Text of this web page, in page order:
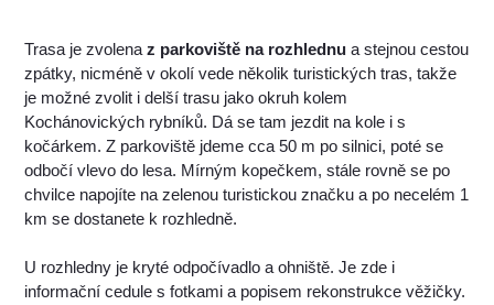
Trasa je zvolenaz parkoviště na rozhlednu a stejnou cestou
zpátky, nicméně v okolí vede několik turistických tras, takže
je možné zvolit i delší trasu jako okruh kolem
Kochánovických rybníků. Dá se tam jezdit na kole i s
kočárkem. Z parkoviště jdeme cca 50 m po silnici, poté se
odbočí vlevo do lesa. Mírným kopečkem, stále rovně se po
chvilce napojíte na zelenou turistickou značku a po necelém 1
km se dostanete k rozhledně.
U rozhledny je kryté odpočívadlo a ohniště. Je zde i
informační cedule s fotkami a popisem rekonstrukce věžičky.